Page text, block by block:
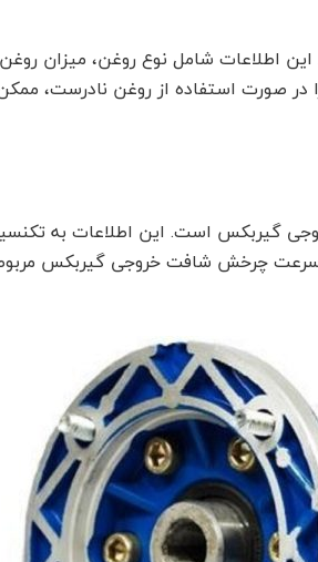
شامل نوع روغن، میزان
صورت استفاده از روغن نادرست،
گیربکس است. این اطلاعات به
چرخش شافت خروجی گیربکس